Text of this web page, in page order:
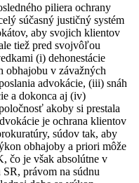
piliera ochrany
súčasný justičný systém
aby svojich klientov
tiež pred svojvôľou
(i) dehonestácie
obhajobu v závažných
advokácie, (iii) snáh
a dokonca aj (iv)
akoby si prestala
je ochrana klientov
súdov tak, aby
obhajoby a priori môže
čo je však absolútne v
právom na súdnu